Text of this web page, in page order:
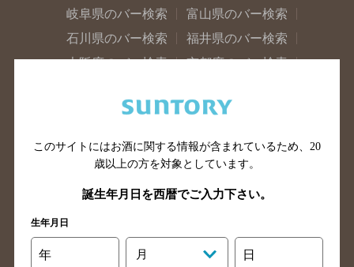
岐阜県のバー検索
富山県のバー検索
石川県のバー検索
福井県のバー検索
大阪府のバー検索
京都府のバー検索
滋賀県のバー検索
和歌山県のバー検索
山口県のバー検索
鳥取県のバー検索
島根県のバー検索
徳島県のバー検索
高知県のバー検索
福岡県のバー検索
長崎県のバー検索
佐賀県のバー検索
このサイトにはお酒に関する情報が含まれているため、 20
歳以上の方を対象としています。
誕生年月日を西暦でご入力下さい。
生年月日
年 月 日